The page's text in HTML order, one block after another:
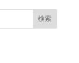
検索